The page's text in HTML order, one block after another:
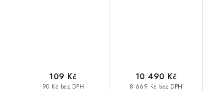
90 Kč bez DPH
109 Kč
8 669 Kč bez DPH
10 490 Kč